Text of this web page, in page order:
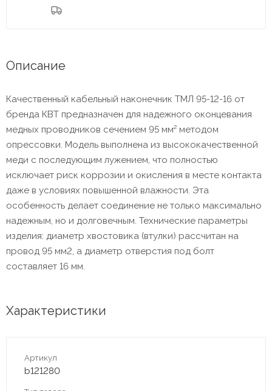
Описание
Качественный кабельный наконечник ТМЛ 95-12-16 от
бренда КВТ предназначен для надежного оконцевания
медных проводников сечением 95 мм² методом
опрессовки. Модель выполнена из высококачественной
меди с последующим лужением, что полностью
исключает риск коррозии и окисления в месте контакта
даже в условиях повышенной влажности. Эта
особенность делает соединение не только максимально
надежным, но и долговечным. Технические параметры
изделия: диаметр хвостовика (втулки) рассчитан на
провод 95 мм2, а диаметр отверстия под болт
составляет 16 мм.
Характеристики
Артикул
b121280